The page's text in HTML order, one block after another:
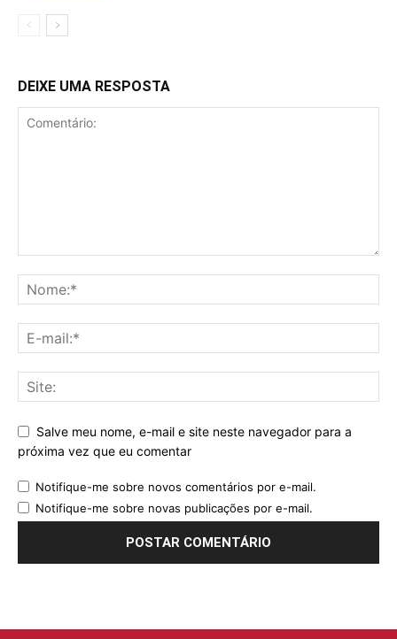
DEIXE UMA RESPOSTA
Salve meu nome, e-mail e site neste navegador para a
próxima vez que eu comentar
Notifique-me sobre novos comentários por e-mail.
Notifique-me sobre novas publicações por e-mail.